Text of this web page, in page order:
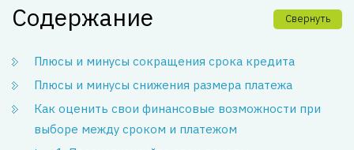
Содержание Свернуть
Плюсы и минусы сокращения срока кредита
Плюсы и минусы снижения размера платежа
Как оценить свои финансовые возможности при
выборе между сроком и платежом